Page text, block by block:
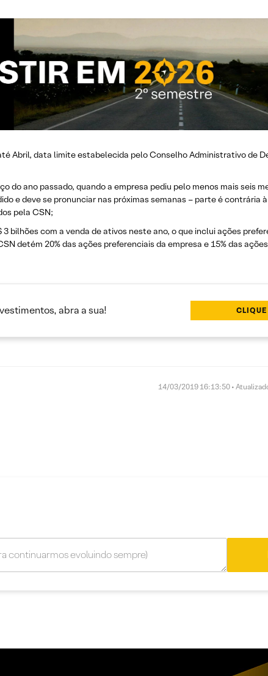
Abril, data limite estabelecida pelo Conselho Administrativo de
do ano passado, quando a empresa pediu pelo menos mais seis
e deve se pronunciar nas próximas semanas – parte é contrária
pela CSN;
com a venda de ativos neste ano, o que inclui ações
detém 20% das ações preferenciais da empresa e 15% das
abra a sua!
14/03/2019 16:13:50 •